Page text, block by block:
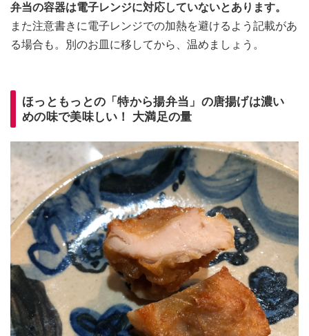
弁当の容器は電子レンジに対応していないとあります。
また注意書きに電子レンジでの加熱を避けるよう記載があ
る場合も。別のお皿に移してから、温めましょう。
ほっともっとの「特から揚弁当」の唐揚げは濃い
めの味で美味しい！ 大満足の量